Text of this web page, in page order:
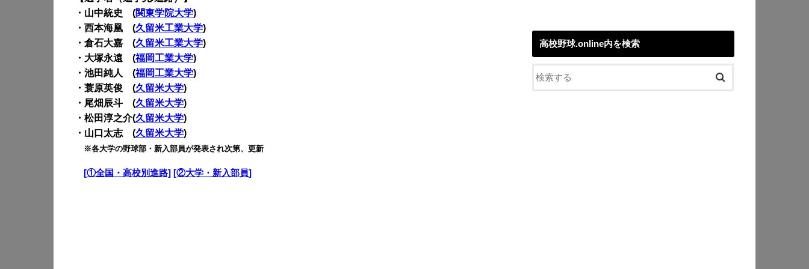
・山中統史 (関東学院大学)
・西本海凰 (久留米工業大学)
・倉石大嘉 (久留米工業大学)
・大塚永遠 (福岡工業大学)
・池田純人 (福岡工業大学)
・蓑原英俊 (久留米大学)
・尾畑辰斗 (久留米大学)
・松田淳之介(久留米大学)
・山口太志 (久留米大学)
※各大学の野球部・新入部員が発表され次第、更新
[①全国・高校別進路] [②大学・新入部員]
高校野球.online内を検索